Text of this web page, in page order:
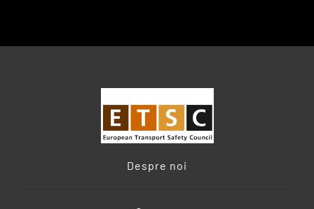
Despre noi